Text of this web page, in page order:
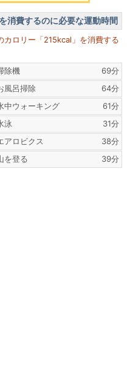
消費するのに必要な運動時間
カロリー「215kcal」を消費する
除機
69分
風呂掃除
64分
中ウォーキング
61分
泳
31分
アロビクス
38分
を登る
39分